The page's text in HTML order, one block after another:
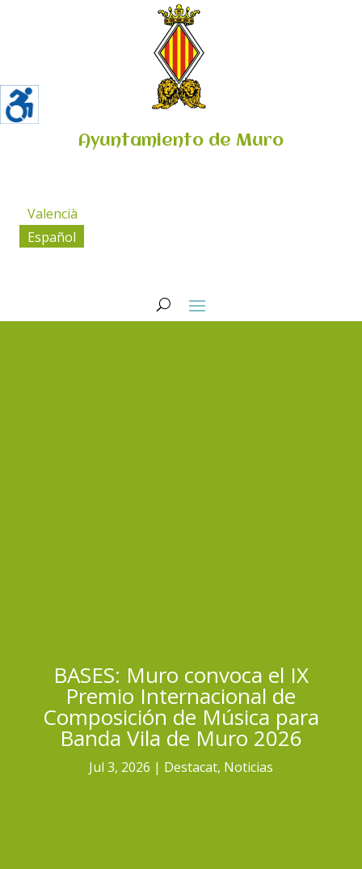
Ayuntamiento de Muro
Valencià
Español
BASES: Muro convoca el IX
Premio Internacional de
Composición de Música para
Banda Vila de Muro 2026
Jul 3, 2026 Destacat, Noticias